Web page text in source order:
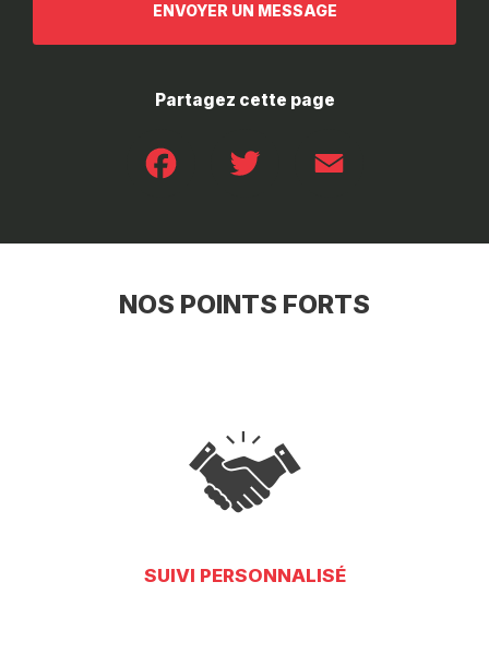
ENVOYER UN MESSAGE
Partagez cette page
NOS POINTS FORTS
SUIVI PERSONNALISÉ